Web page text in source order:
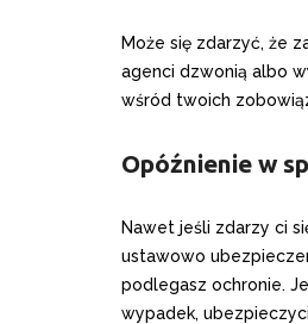
Może się zdarzyć, że
agenci dzwonią albo
wśród twoich
Opóźnienie w
Nawet jeśli zdarzy ci
ustawowo
podlegasz ochronie.
wypadek,